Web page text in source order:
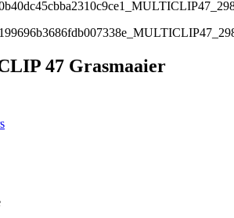
47 Grasmaaier